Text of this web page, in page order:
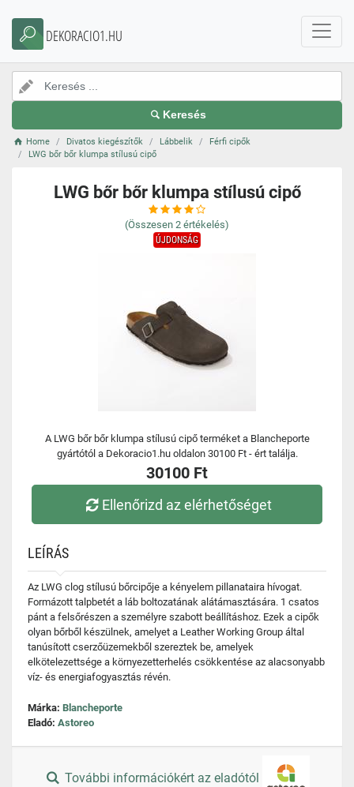
DEKORACIO1.HU
Keresés
Home Divatos kiegészítők Lábbelik
Férfi cipők
LWG bőr bőr klumpa stílusú cipő
LWG bőr bőr klumpa stílusú cipő
(Összesen 2 értékelés)
ÚJDONSÁG
A LWG bőr bőr klumpa stílusú cipő terméket a Blancheporte
gyártótól a Dekoracio1.hu oldalon 30100 Ft - ért találja.
30100 Ft
Ellenőrizd az elérhetőséget
LEÍRÁS
Az LWG clog stílusú bőrcipője a kényelem pillanataira hívogat.
Formázott talpbetét a láb boltozatának alátámasztására. 1 csatos
pánt a felsőrészen a személyre szabott beállításhoz. Ezek a cipők
olyan bőrből készülnek, amelyet a Leather Working Group által
tanúsított cserzőüzemekből szereztek be, amelyek
elkötelezettsége a környezetterhelés csökkentése az alacsonyabb
víz- és energiafogyasztás révén.
Márka: Blancheporte
Eladó: Astoreo
További információkért az eladótól